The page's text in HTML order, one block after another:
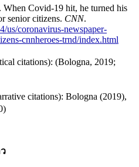
When Covid-19 hit, he turned his
senior citizens. CNN.
us/coronavirus-newspaper-
cnnheroes-trnd/index.html
citations): (Bologna, 2019;
citations): Bologna (2019),